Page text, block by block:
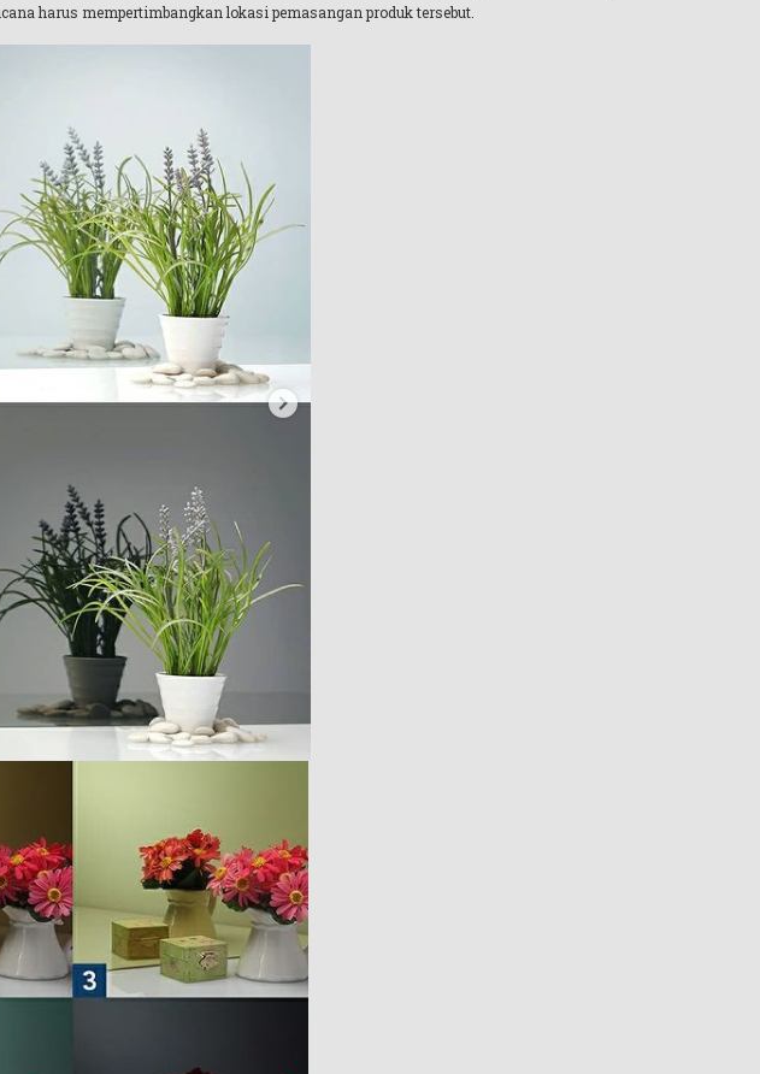
harus mempertimbangkan lokasi pemasangan produk tersebut.